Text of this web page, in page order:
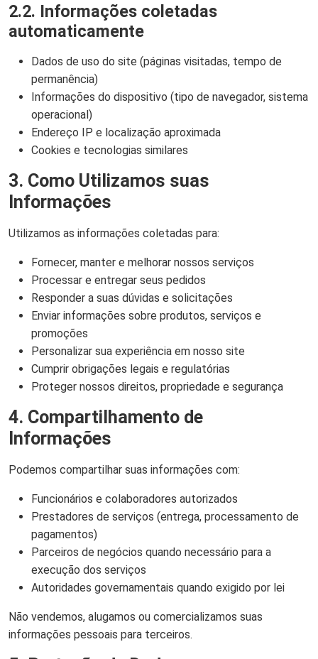
2.2. Informações coletadas
automaticamente
Dados de uso do site (páginas visitadas, tempo de
permanência)
Informações do dispositivo (tipo de navegador, sistema
operacional)
Endereço IP e localização aproximada
Cookies e tecnologias similares
3. Como Utilizamos suas
Informações
Utilizamos as informações coletadas para:
Fornecer, manter e melhorar nossos serviços
Processar e entregar seus pedidos
Responder a suas dúvidas e solicitações
Enviar informações sobre produtos, serviços e
promoções
Personalizar sua experiência em nosso site
Cumprir obrigações legais e regulatórias
Proteger nossos direitos, propriedade e segurança
4. Compartilhamento de
Informações
Podemos compartilhar suas informações com:
Funcionários e colaboradores autorizados
Prestadores de serviços (entrega, processamento de
pagamentos)
Parceiros de negócios quando necessário para a
execução dos serviços
Autoridades governamentais quando exigido por lei
Não vendemos, alugamos ou comercializamos suas
informações pessoais para terceiros.